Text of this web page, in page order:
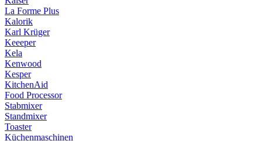
La Forme Plus
Kalorik
Karl Krüger
Keeeper
Kela
Kenwood
Kesper
KitchenAid
Food Processor
Stabmixer
Standmixer
Toaster
Küchenmaschinen